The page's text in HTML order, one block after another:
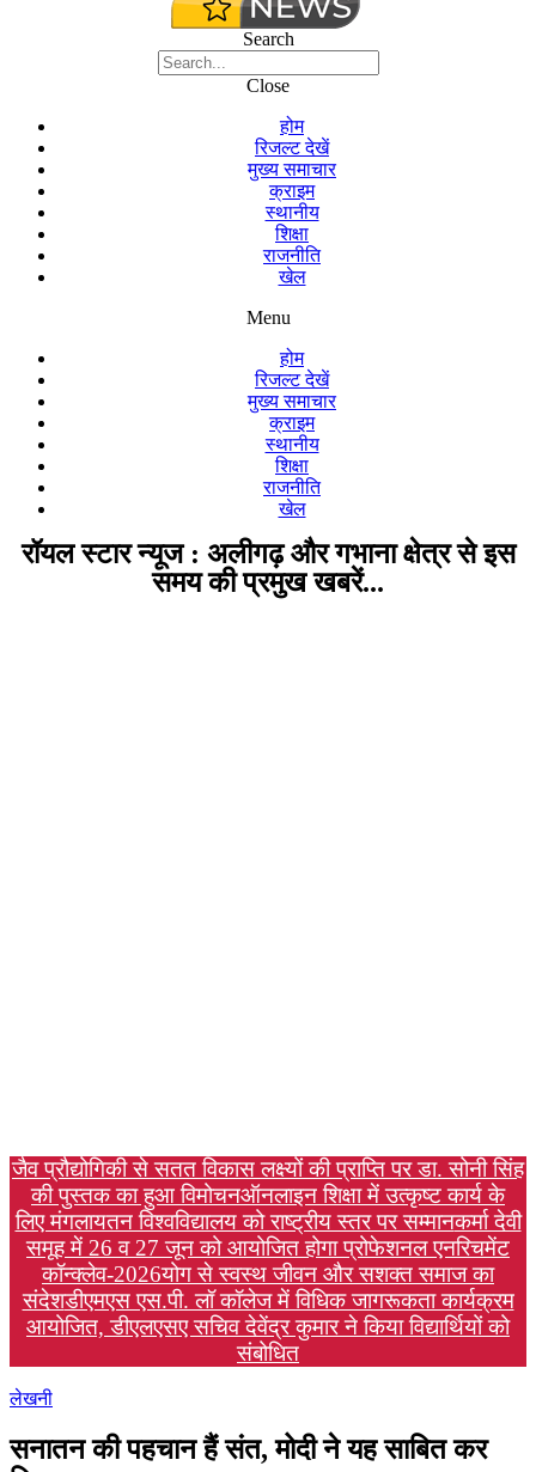
Search
Close
होम
रिजल्ट देखें
मुख्य समाचार
क्राइम
स्थानीय
शिक्षा
राजनीति
खेल
Menu
होम
रिजल्ट देखें
मुख्य समाचार
क्राइम
स्थानीय
शिक्षा
राजनीति
खेल
रॉयल स्टार न्यूज : अलीगढ़ और गभाना क्षेत्र से इस
समय की प्रमुख खबरें...
जैव प्रौद्योगिकी से सतत विकास लक्ष्यों की प्राप्ति पर डा. सोनी सिंह
की पुस्तक का हुआ विमोचनऑनलाइन शिक्षा में उत्कृष्ट कार्य के
लिए मंगलायतन विश्वविद्यालय को राष्ट्रीय स्तर पर सम्मानकर्मा देवी
समूह में 26 व 27 जून को आयोजित होगा प्रोफेशनल एनरिचमेंट
कॉन्क्लेव-2026योग से स्वस्थ जीवन और सशक्त समाज का
संदेशडीएमएस एस.पी. लॉ कॉलेज में विधिक जागरूकता कार्यक्रम
आयोजित, डीएलएसए सचिव देवेंद्र कुमार ने किया विद्यार्थियों को
संबोधित
लेखनी
सनातन की पहचान हैं संत, मोदी ने यह साबित कर